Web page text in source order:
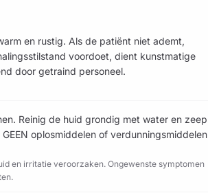
en rustig. Als de patiënt niet ademt,
voordoet, dient kunstmatige
door getraind personeel.
Reinig de huid grondig met water en zeep
oplosmiddelen of verdunningsmiddelen
en irritatie veroorzaken. Ongewenste symptomen